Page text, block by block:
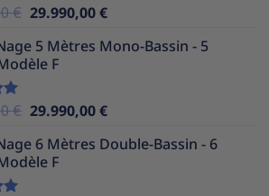
€ Le
initial
était :
29.990,00€Le
actuel
5 Mètres Mono-Bassin - 5
F
€ Le
initial
était :
29.990,00€Le
actuel
6 Mètres Double-Bassin - 6
F